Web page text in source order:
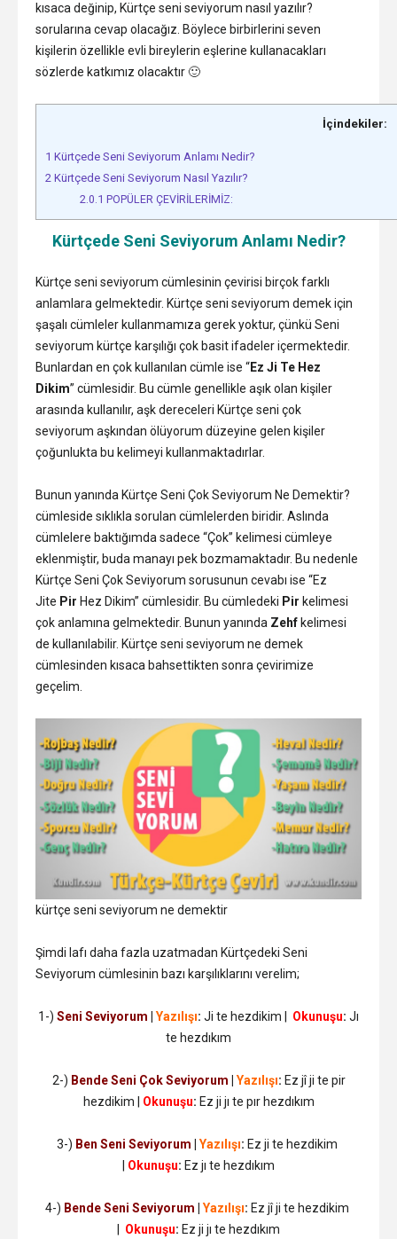
kısaca değinip, Kürtçe seni seviyorum nasıl yazılır?
sorularına cevap olacağız. Böylece birbirlerini seven
kişilerin özellikle evli bireylerin eşlerine kullanacakları
sözlerde katkımız olacaktır 🙂
İçindekiler:
1 Kürtçede Seni Seviyorum Anlamı Nedir?
2 Kürtçede Seni Seviyorum Nasıl Yazılır?
2.0.1 POPÜLER ÇEVİRİLERİMİZ:
Kürtçede Seni Seviyorum Anlamı Nedir?
Kürtçe seni seviyorum cümlesinin çevirisi birçok farklı
anlamlara gelmektedir. Kürtçe seni seviyorum demek için
şaşalı cümleler kullanmamıza gerek yoktur, çünkü Seni
seviyorum kürtçe karşılığı çok basit ifadeler içermektedir.
Bunlardan en çok kullanılan cümle ise “Ez Ji Te Hez
Dikim” cümlesidir. Bu cümle genellikle aşık olan kişiler
arasında kullanılır, aşk dereceleri Kürtçe seni çok
seviyorum aşkından ölüyorum düzeyine gelen kişiler
çoğunlukta bu kelimeyi kullanmaktadırlar.
Bunun yanında Kürtçe Seni Çok Seviyorum Ne Demektir?
cümleside sıklıkla sorulan cümlelerden biridir. Aslında
cümlelere baktığımda sadece “Çok” kelimesi cümleye
eklenmiştir, buda manayı pek bozmamaktadır. Bu nedenle
Kürtçe Seni Çok Seviyorum sorusunun cevabı ise “Ez
Jite Pir Hez Dikim” cümlesidir. Bu cümledeki Pir kelimesi
çok anlamına gelmektedir. Bunun yanında Zehf kelimesi
de kullanılabilir. Kürtçe seni seviyorum ne demek
cümlesinden kısaca bahsettikten sonra çevirimize
geçelim.
kürtçe seni seviyorum ne demektir
Şimdi lafı daha fazla uzatmadan Kürtçedeki Seni
Seviyorum cümlesinin bazı karşılıklarını verelim;
1-) Seni Seviyorum Yazılışı: Ji te hezdikim | Okunuşu: Jı
te hezdıkım
2-) Bende Seni Çok Seviyorum Yazılışı: Ez jî ji te pir
hezdikim | Okunuşu: Ez ji jı te pır hezdıkım
3-) Ben Seni Seviyorum Yazılışı: Ez ji te hezdikim
Okunuşu: Ez jı te hezdıkım
4-) Bende Seni Seviyorum Yazılışı: Ez jî ji te hezdikim
Okunuşu: Ez ji jı te hezdıkım